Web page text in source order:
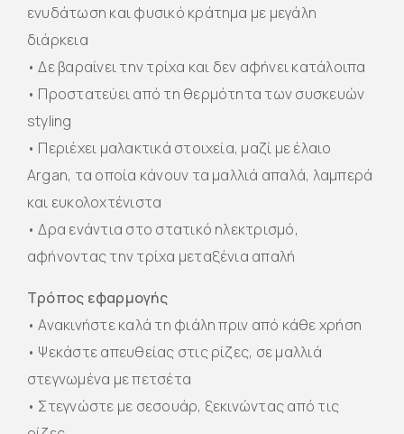
ενυδάτωση και φυσικό κράτημα με μεγάλη
διάρκεια
• Δε βαραίνει την τρίχα και δεν αφήνει κατάλοιπα
• Προστατεύει από τη θερμότητα των συσκευών
styling
• Περιέχει μαλακτικά στοιχεία, μαζί με έλαιο
Argan, τα οποία κάνουν τα μαλλιά απαλά, λαμπερά
και ευκολοχτένιστα
• Δρα ενάντια στο στατικό ηλεκτρισμό,
αφήνοντας την τρίχα μεταξένια απαλή
Τρόπος εφαρμογής
• Ανακινήστε καλά τη φιάλη πριν από κάθε χρήση
• Ψεκάστε απευθείας στις ρίζες, σε μαλλιά
στεγνωμένα με πετσέτα
• Στεγνώστε με σεσουάρ, ξεκινώντας από τις